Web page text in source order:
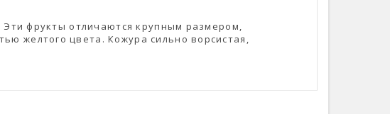
Эти фрукты отличаются крупным размером,
желтого цвета. Кожура сильно ворсистая,